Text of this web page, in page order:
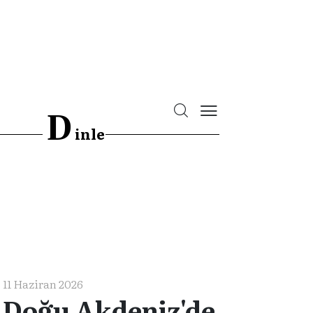
D inle
11 Haziran 2026